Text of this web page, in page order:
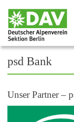
++++ Spiele, Punsch
psd Bank
Unser Partner –